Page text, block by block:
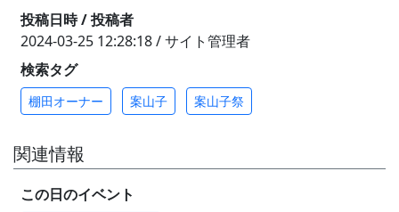
投稿日時 / 投稿者
2024-03-25 12:28:18 / サイト管理者
検索タグ
棚田オーナー 案山子 案山子祭
関連情報
この日のイベント